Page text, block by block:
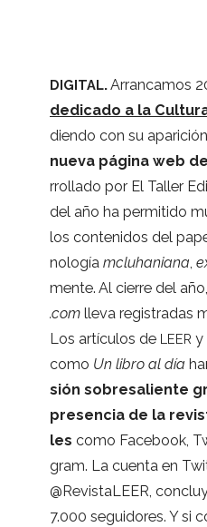
DIGITAL.Arran­ca­mos
dedi­cado a la
diendo con su
nueva página web de
rro­llado por El Taller
del año ha per­mi­tido
los con­te­ni­dos del
no­lo­gía mcluha­niana,
mente. Al cie­rre del
.comlleva regis­tra­das
Los artícu­los de LEER y
como Un libro al día
sión sobre­sa­liente
pre­sen­cia de la
les como Face­book,
gram. La cuenta en
@RevistaLEER,
7.000 segui­do­res. Y si